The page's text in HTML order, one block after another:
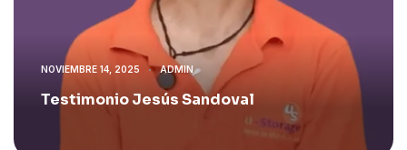
NOVIEMBRE 14, 2025 ADMIN
Testimonio Jesús Sandoval